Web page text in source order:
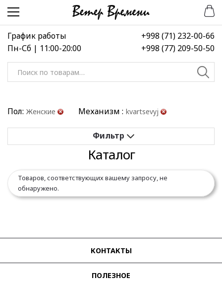
Перейти
навигации
Перейти
содержимому
График работы
Пн-Сб | 11:00-20:00
+998 (71) 232-00-66
+998 (77) 209-50-50
Искать:
Пол: Женские Механизм : kvartsevyj
Выберите диапазон цен
Пол
Каталог
Товаров, соответствующих вашему запросу, не
обнаружено.
КОНТАКТЫ
ПОЛЕЗНОЕ